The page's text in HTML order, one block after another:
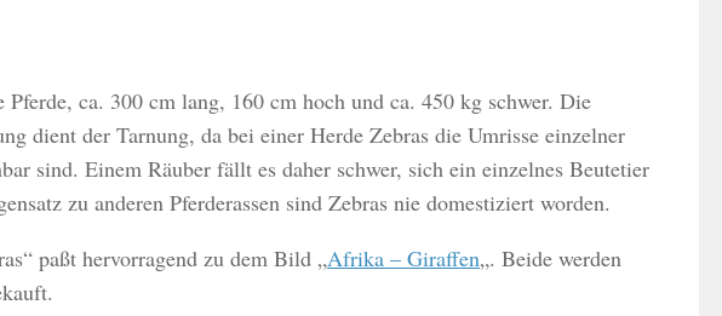
Pferde, ca. 300 cm lang, 160 cm hoch und ca. 450 kg schwer. Die
dient der Tarnung, da bei einer Herde Zebras die Umrisse einzelner
sind. Einem Räuber fällt es daher schwer, sich ein einzelnes Beutetier
zu anderen Pferderassen sind Zebras nie domestiziert worden.
paßt hervorragend zu dem Bild „Afrika – Giraffen„. Beide werden